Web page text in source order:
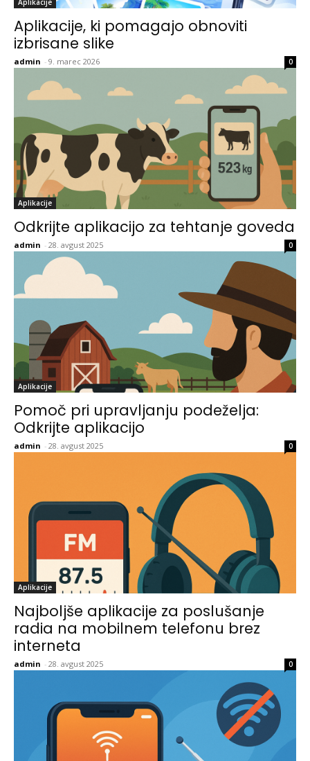
Aplikacije
Aplikacije, ki pomagajo obnoviti
izbrisane slike
admin - 9. marec 2026 0
Aplikacije
Odkrijte aplikacijo za tehtanje goveda
admin - 28. avgust 2025 0
Aplikacije
Pomoč pri upravljanju podeželja:
Odkrijte aplikacijo
admin - 28. avgust 2025 0
Aplikacije
Najboljše aplikacije za poslušanje
radia na mobilnem telefonu brez
interneta
admin - 28. avgust 2025 0